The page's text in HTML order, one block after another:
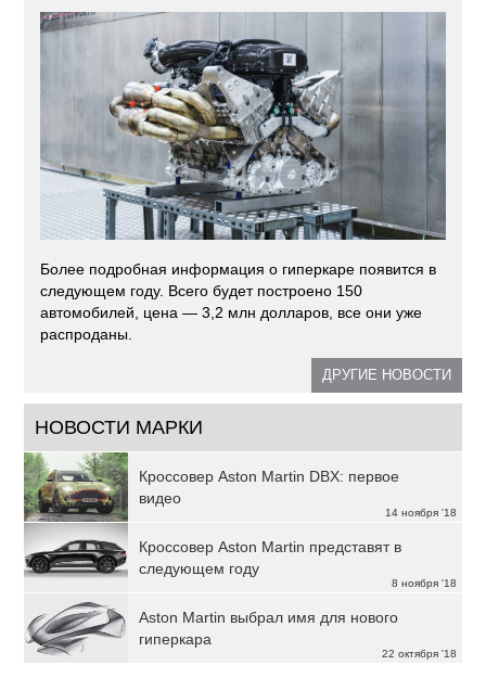
Более подробная информация о гиперкаре появится в
следующем году. Всего будет построено 150
автомобилей, цена — 3,2 млн долларов, все они уже
распроданы.
ДРУГИЕ НОВОСТИ
НОВОСТИ МАРКИ
14 ноября '18
Кроссовер Aston Martin DBX: первое
видео
8 ноября '18
Кроссовер Aston Martin представят в
следующем году
22 октября '18
Aston Martin выбрал имя для нового
гиперкара